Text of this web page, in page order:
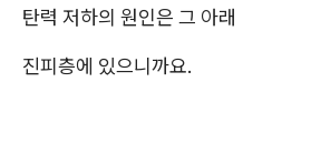
탄력 저하의 원인은 그 아래
진피층에 있으니까요.